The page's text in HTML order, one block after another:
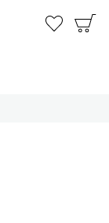
お気に